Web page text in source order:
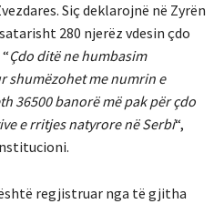
Siç deklarojnë në Zyrën
280 njerëz vdesin çdo
Çdo ditë ne humbasim
shumëzohet me numrin e
36500 banorë më pak për çdo
e rritjes natyrore në Serbi“,
regjistruar nga të gjitha